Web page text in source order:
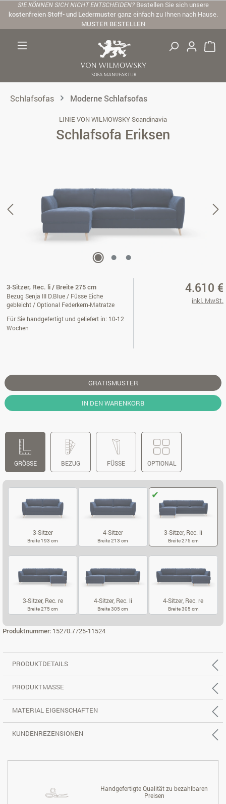
Zum Hauptinhalt springen
SIE KÖNNEN SICH NICHT ENTSCHEIDEN? Bestellen Sie sich unsere
kostenfreien Stoff- und Ledermusterganz einfach zu Ihnen nach Hause.
MUSTER BESTELLEN
Schlafsofas Moderne Schlafsofas
LINIE VON WILMOWSKY Scandinavia
Schlafsofa Eriksen
3-Sitzer, Rec. li / Breite 275 cm
Bezug Senja III D.Blue / Füsse Eiche
gebleicht / Optional Federkern-Matratze
Für Sie handgefertigt und geliefert in: 10-12
Wochen
4.610 €
inkl. MwSt.
GRATISMUSTER
IN DEN WARENKORB
GRÖSSE BEZUG FÜSSE OPTIONAL
3-Sitzer
Breite 193 cm
4-Sitzer
Breite 213 cm
3-Sitzer, Rec. li
Breite 275 cm
3-Sitzer, Rec. re
Breite 275 cm
4-Sitzer, Rec. li
Breite 305 cm
4-Sitzer, Rec. re
Breite 305 cm
Produktnummer: 15270.7725-11524
PRODUKTDETAILS
PRODUKTMASSE
MATERIAL EIGENSCHAFTEN
KUNDENREZENSIONEN
Handgefertigte Qualität zu bezahlbaren
Preisen